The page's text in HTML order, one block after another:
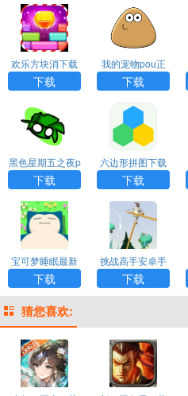
欢乐方块消下载
安卓
下载
我的宠物pou正
版下载
下载
黑色星期五之夜p
vz模组下载
下载
六边形拼图下载
安装手机版
下载
宝可梦睡眠最新
版本下载
下载
挑战高手安卓手
机版下载
下载
猜您喜欢: